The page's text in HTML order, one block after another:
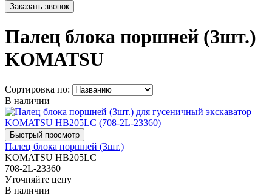
Палец блока поршней (3шт.)
KOMATSU
Сортировка по:
В наличии
Палец блока поршней (3шт.)
KOMATSU HB205LC
708-2L-23360
Уточняйте цену
В наличии